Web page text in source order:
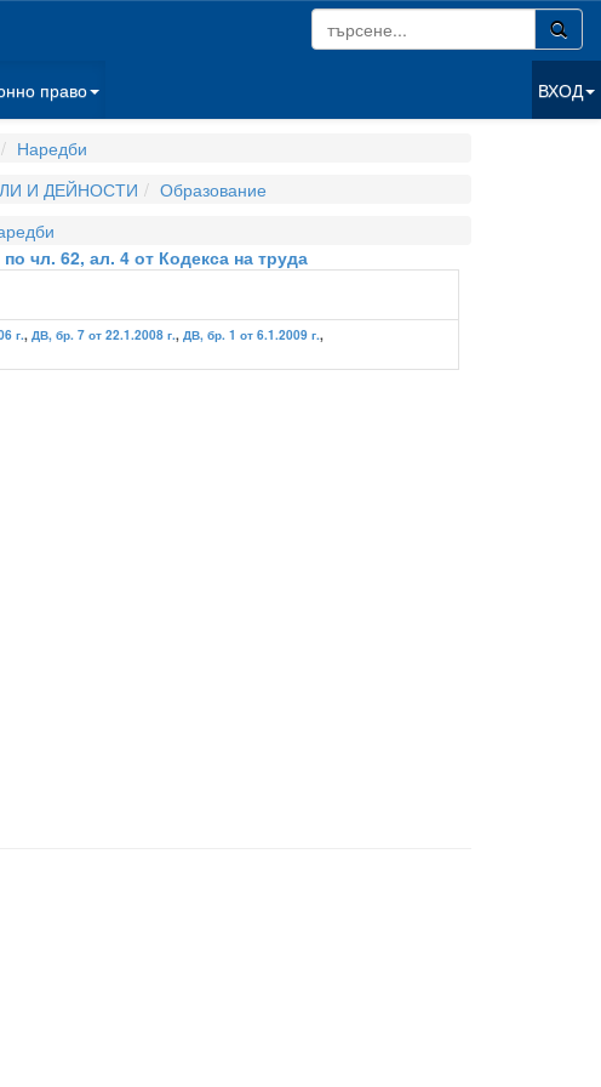
право ВХОД
Наредби
И ДЕЙНОСТИ
Образование
чл. 62, ал. 4 от Кодекса на труда
г., ДВ, бр. 7 от 22.1.2008 г., ДВ, бр. 1 от 6.1.2009 г.,